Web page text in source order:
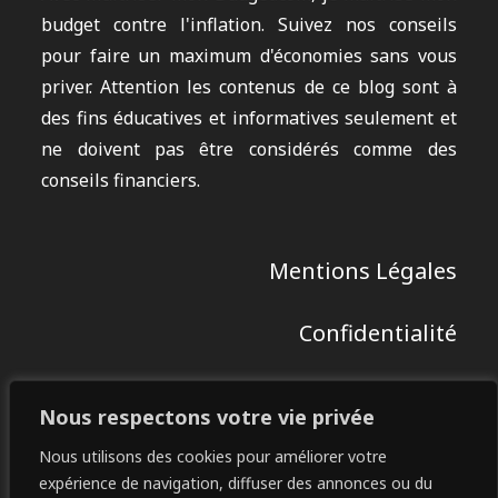
Nous respectons votre vie privée
Nous utilisons des cookies pour améliorer votre
expérience de navigation, diffuser des annonces ou du
budget contre l'inflation. Suivez nos conseils
pour faire un maximum d'économies sans vous
priver. Attention les contenus de ce blog sont à
des fins éducatives et informatives seulement et
ne doivent pas être considérés comme des
conseils financiers.
Mentions Légales
Confidentialité
Restez Connectés :